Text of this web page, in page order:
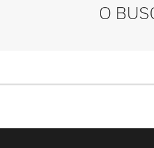
O